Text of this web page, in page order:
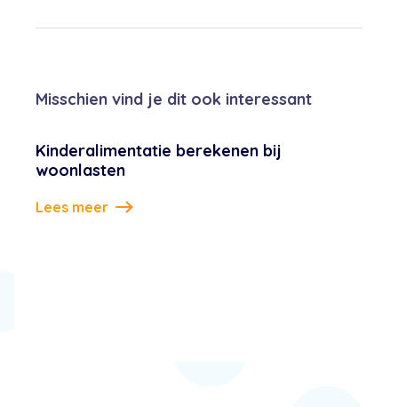
Misschien vind je dit ook interessant
Kinderalimentatie berekenen bij
woonlasten
Lees meer